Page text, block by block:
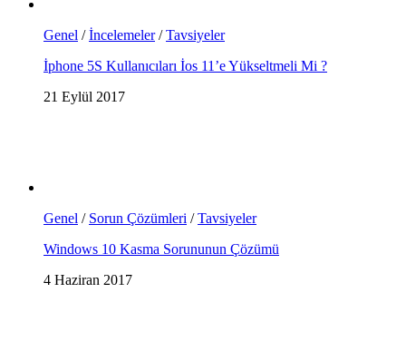
Genel /İncelemeler/Tavsiyeler
İphone 5S Kullanıcıları İos 11’e Yükseltmeli Mi ?
21 Eylül 2017
Genel / Sorun Çözümleri /Tavsiyeler
Windows 10 Kasma Sorununun Çözümü
4 Haziran 2017